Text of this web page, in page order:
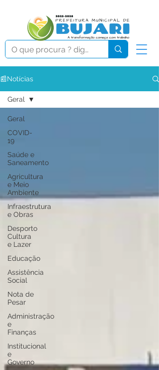
📰Notícias
Geral
COVID-
19
Saúde e
Saneamento
Agricultura
e Meio
Ambiente
Infraestrutura
e Obras
Desporto
Cultura
e Lazer
Educação
Assistência
Social
Nota de
Pesar
Administração
e
Finanças
Institucional
e
Governo
Geral